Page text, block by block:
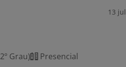
13 jul
Grau)
Presencial